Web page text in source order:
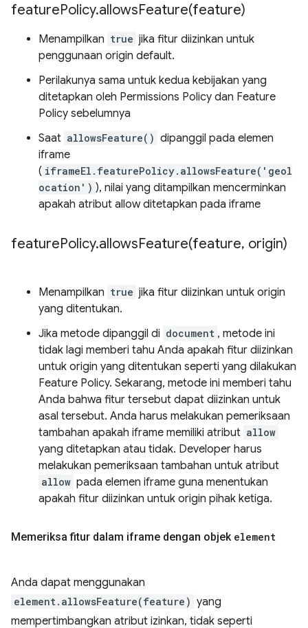
featurePolicy.allowsFeature(feature)
Menampilkan true jika fitur diizinkan untuk
penggunaan origin default.
Perilakunya sama untuk kedua kebijakan yang
ditetapkan oleh Permissions Policy dan Feature
Policy sebelumnya
Saat allowsFeature() dipanggil pada elemen
iframe
( iframeEl.featurePolicy.allowsFeature('geol
ocation') ), nilai yang ditampilkan mencerminkan
apakah atribut allow ditetapkan pada iframe
featurePolicy.allowsFeature(feature, origin)
Menampilkan true jika fitur diizinkan untuk origin
yang ditentukan.
Jika metode dipanggil di document , metode ini
tidak lagi memberi tahu Anda apakah fitur diizinkan
untuk origin yang ditentukan seperti yang dilakukan
Feature Policy. Sekarang, metode ini memberi tahu
Anda bahwa fitur tersebut dapat diizinkan untuk
asal tersebut. Anda harus melakukan pemeriksaan
tambahan apakah iframe memiliki atribut allow
yang ditetapkan atau tidak. Developer harus
melakukan pemeriksaan tambahan untuk atribut
allow pada elemen iframe guna menentukan
apakah fitur diizinkan untuk origin pihak ketiga.
Memeriksa fitur dalam iframe dengan objek element
Anda dapat menggunakan
element.allowsFeature(feature) yang
mempertimbangkan atribut izinkan, tidak seperti